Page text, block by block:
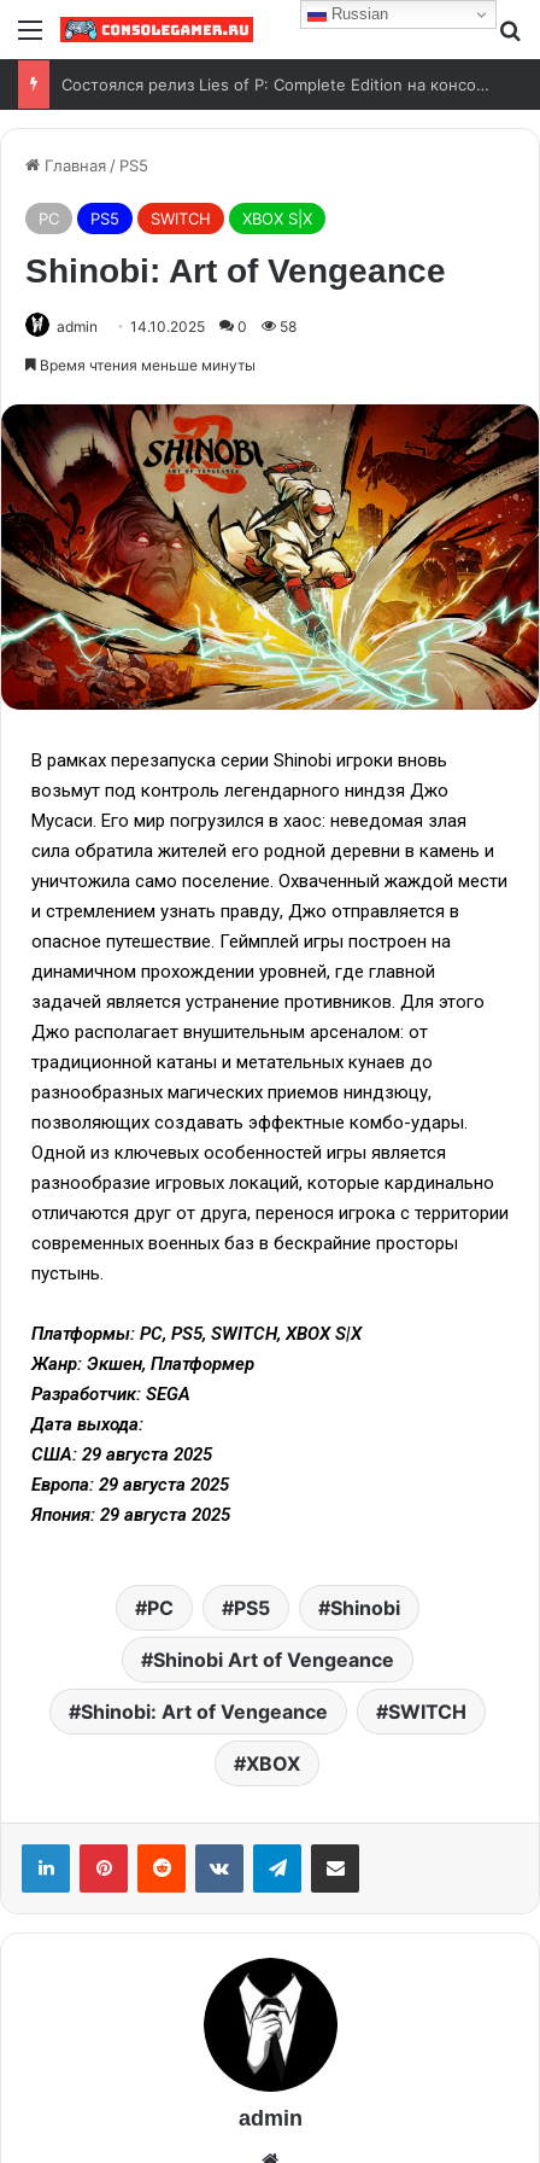
Состоялся релиз Lies of P: Complete Edition на консоли Nintendo Switch 2
Главная / PS5
PC PS5 SWITCH XBOX S|X
Shinobi: Art of Vengeance
admin 14.10.2025 0 58
Время чтения меньше минуты
В рамках перезапуска серии Shinobi игроки вновь
возьмут под контроль легендарного ниндзя Джо
Мусаси. Его мир погрузился в хаос: неведомая злая
сила обратила жителей его родной деревни в камень и
уничтожила само поселение. Охваченный жаждой мести
и стремлением узнать правду, Джо отправляется в
опасное путешествие. Геймплей игры построен на
динамичном прохождении уровней, где главной
задачей является устранение противников. Для этого
Джо располагает внушительным арсеналом: от
традиционной катаны и метательных кунаев до
разнообразных магических приемов ниндзюцу,
позволяющих создавать эффектные комбо-удары.
Одной из ключевых особенностей игры является
разнообразие игровых локаций, которые кардинально
отличаются друг от друга, перенося игрока с территории
современных военных баз в бескрайние просторы
пустынь.
Платформы: PC, PS5, SWITCH, XBOX S|X
Жанр: Экшен, Платформер
Разработчик: SEGA
Дата выхода:
США: 29 августа 2025
Европа: 29 августа 2025
Япония: 29 августа 2025
PC PS5 Shinobi
Shinobi Art of Vengeance
Shinobi: Art of Vengeance SWITCH
XBOX
admin
Russian